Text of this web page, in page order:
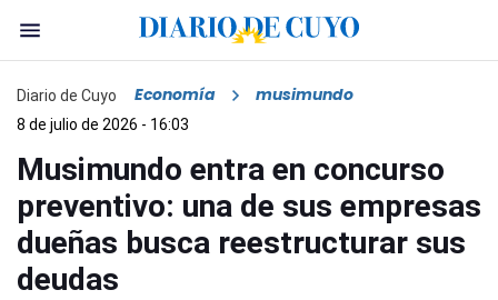
Diario de Cuyo Economía musimundo
8 de julio de 2026 - 16:03
Musimundo entra en concurso
preventivo: una de sus empresas
dueñas busca reestructurar sus
deudas